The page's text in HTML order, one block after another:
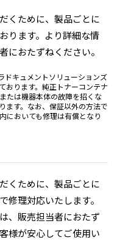
くために、製品ごとに
ります。より詳細な情
におたずねください。
ドキュメントソリューションズ
おります。純正トナーコンテナ
たは機器本体の故障を招くな
ます。なお、保証以外の方法で
においても修理は有償となり
くために、製品ごとに
修理対応いたします。
、販売担当者におたず
様が安心してご使用い